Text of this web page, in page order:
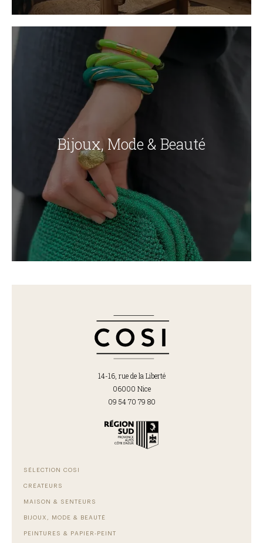
Bijoux, Mode & Beauté
14-16, rue de la Liberté
06000 Nice
09 54 70 79 80
SÉLECTION COSI
CRÉATEURS
MAISON & SENTEURS
BIJOUX, MODE & BEAUTÉ
PEINTURES & PAPIER-PEINT